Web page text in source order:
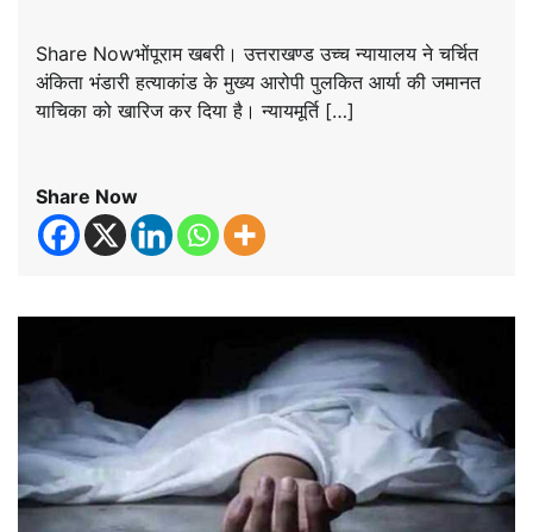
Share Nowभोंपूराम खबरी। उत्तराखण्ड उच्च न्यायालय ने चर्चित
अंकिता भंडारी हत्याकांड के मुख्य आरोपी पुलकित आर्या की जमानत
याचिका को खारिज कर दिया है। न्यायमूर्ति […]
Share Now